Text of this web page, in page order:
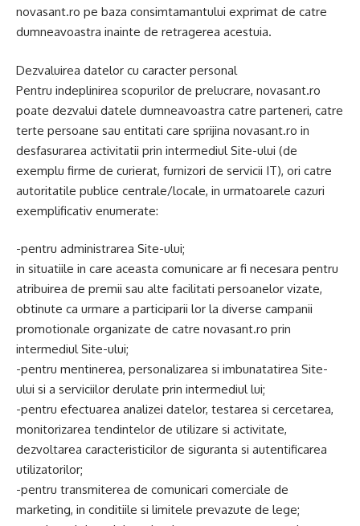
novasant.ro pe baza consimtamantului exprimat de catre
dumneavoastra inainte de retragerea acestuia.
Dezvaluirea datelor cu caracter personal
Pentru indeplinirea scopurilor de prelucrare, novasant.ro
poate dezvalui datele dumneavoastra catre parteneri, catre
terte persoane sau entitati care sprijina novasant.ro in
desfasurarea activitatii prin intermediul Site-ului (de
exemplu firme de curierat, furnizori de servicii IT), ori catre
autoritatile publice centrale/locale, in urmatoarele cazuri
exemplificativ enumerate:
-pentru administrarea Site-ului;
in situatiile in care aceasta comunicare ar fi necesara pentru
atribuirea de premii sau alte facilitati persoanelor vizate,
obtinute ca urmare a participarii lor la diverse campanii
promotionale organizate de catre novasant.ro prin
intermediul Site-ului;
-pentru mentinerea, personalizarea si imbunatatirea Site-
ului si a serviciilor derulate prin intermediul lui;
-pentru efectuarea analizei datelor, testarea si cercetarea,
monitorizarea tendintelor de utilizare si activitate,
dezvoltarea caracteristicilor de siguranta si autentificarea
utilizatorilor;
-pentru transmiterea de comunicari comerciale de
marketing, in conditiile si limitele prevazute de lege;